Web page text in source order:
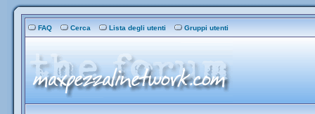
FAQ Cerca Lista degli utenti Gruppi utenti